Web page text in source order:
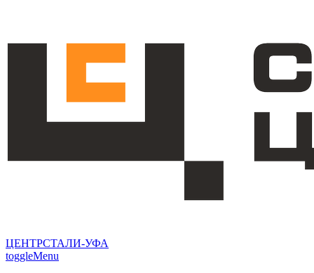
ЦЕНТРСТАЛИ-УФА
toggleMenu